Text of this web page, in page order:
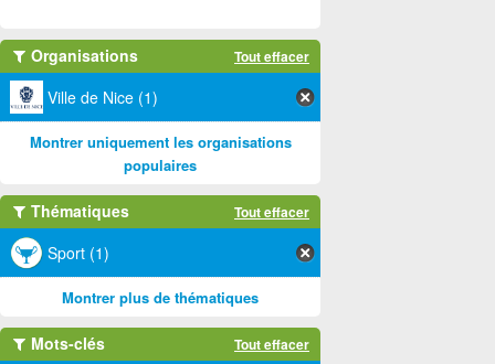
Organisations Tout effacer
Ville de Nice (1)
Montrer uniquement les organisations
populaires
Thématiques Tout effacer
Sport (1)
Montrer plus de thématiques
Mots-clés Tout effacer